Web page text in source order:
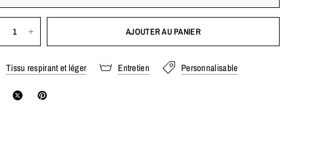
AJOUTER AU PANIER
Tissu respirant et léger Entretien Personnalisable